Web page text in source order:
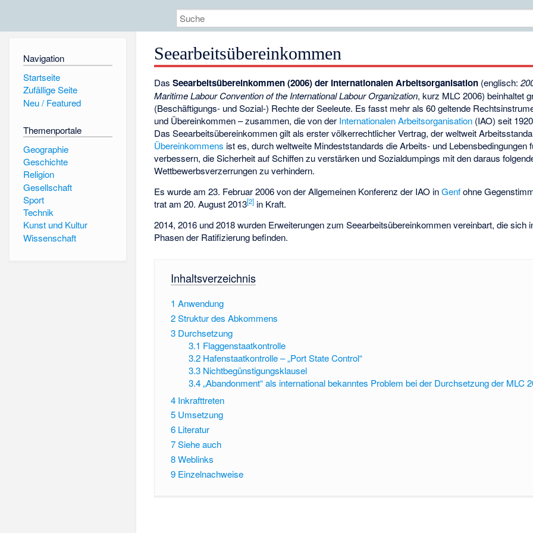
Navigation
Startseite
Zufällige Seite
Neu / Featured
Themenportale
Geographie
Geschichte
Religion
Gesellschaft
Sport
Technik
Kunst und Kultur
Wissenschaft
Seearbeitsübereinkommen
DasSeearbeitsübereinkommen (2006) der Internationalen Arbeitsorganisation (englisch:
Maritime Labour Convention of the International Labour Organization, kurz MLC 2006) beinhaltet
(Beschäftigungs- und Sozial-) Rechte der Seeleute. Es fasst mehr als 60 geltende
und Übereinkommen – zusammen, die von der Internationalen Arbeitsorganisation (IAO) seit
Das Seearbeitsübereinkommen gilt als erster völkerrechtlicher Vertrag, der weltweit
Übereinkommens ist es, durch weltweite Mindeststandards die Arbeits- und Lebensbedingungen
verbessern, die Sicherheit auf Schiffen zu verstärken und Sozialdumpings mit den daraus
Wettbewerbsverzerrungen zu verhindern.
Es wurde am 23. Februar 2006 von der Allgemeinen Konferenz der IAO inGenfohne
trat am 20. August 2013[2] in Kraft.
2014, 2016 und 2018 wurden Erweiterungen zum Seearbeitsübereinkommen vereinbart, die sich
Phasen der Ratifizierung befinden.
Inhaltsverzeichnis
1 Anwendung
2Struktur des Abkommens
3 Durchsetzung
3.1 Flaggenstaatkontrolle
3.2 Hafenstaatkontrolle – „Port State Control“
3.3 Nichtbegünstigungsklausel
3.4 „Abandonment“ als international bekanntes Problem bei der Durchsetzung der MLC
4 Inkrafttreten
5 Umsetzung
6 Literatur
7Siehe auch
8Weblinks
9 Einzelnachweise